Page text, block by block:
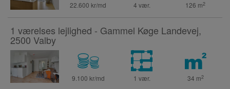
22.600 kr/md 4 vær. 126 m2
1 værelses lejlighed - Gammel Køge Landevej,
2500 Valby
9.100 kr/md 1 vær. 34 m2